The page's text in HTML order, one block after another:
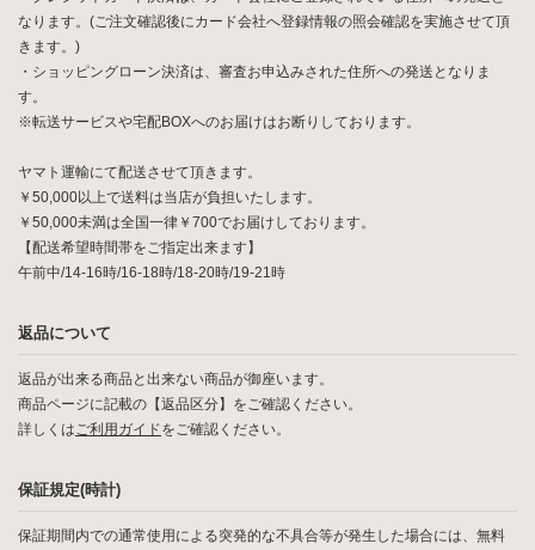
なります。(ご注文確認後にカード会社へ登録情報の照会確認を実施させて頂
きます。)
・ショッピングローン決済は、審査お申込みされた住所への発送となりま
す。
※転送サービスや宅配BOXへのお届けはお断りしております。
ヤマト運輸にて配送させて頂きます。
￥50,000以上で送料は当店が負担いたします。
￥50,000未満は全国一律￥700でお届けしております。
【配送希望時間帯をご指定出来ます】
午前中/14-16時/16-18時/18-20時/19-21時
返品について
返品が出来る商品と出来ない商品が御座います。
商品ページに記載の【返品区分】をご確認ください。
詳しくはご利用ガイドをご確認ください。
保証規定(時計)
保証期間内での通常使用による突発的な不具合等が発生した場合には、無料